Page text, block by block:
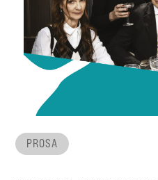
PROSA